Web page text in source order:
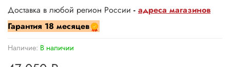
Наличие: В наличии
Доставка в любой регион России - адреса магазинов
Гарантия 18 месяцев